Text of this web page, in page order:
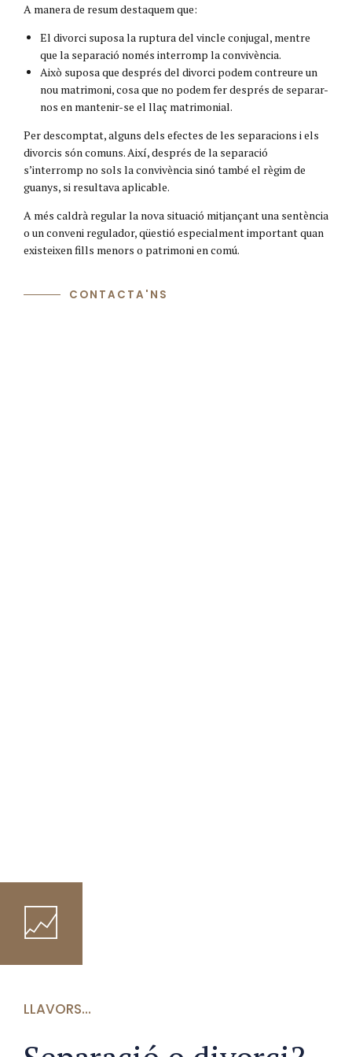
A manera de resum destaquem que:
El divorci suposa la ruptura del vincle conjugal, mentre
que la separació només interromp la convivència.
Això suposa que després del divorci podem contreure un
nou matrimoni, cosa que no podem fer després de separar-
nos en mantenir-se el llaç matrimonial.
Per descomptat, alguns dels efectes de les separacions i els
divorcis són comuns. Així, després de la separació
s’interromp no sols la convivència sinó també el règim de
guanys, si resultava aplicable.
A més caldrà regular la nova situació mitjançant una sentència
o un conveni regulador, qüestió especialment important quan
existeixen fills menors o patrimoni en comú.
CONTACTA'NS
LLAVORS…